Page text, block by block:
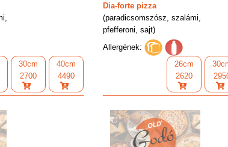
30cm
2700
40cm
4490
Dia-forte pizza
(paradicsomszósz, szalámi,
pfefferoni, sajt)
Allergének:
26cm
2620